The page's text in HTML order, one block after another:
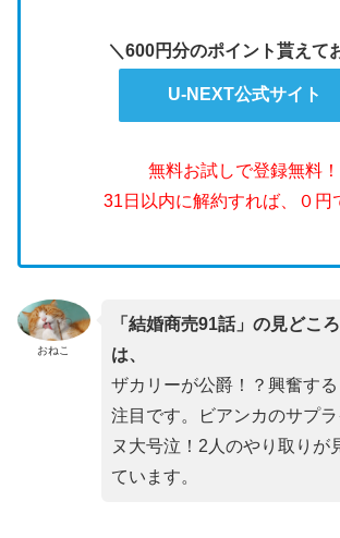
＼600円分のポイント貰えて
U-NEXT公式サイト
無料お試しで登録無料！
31日以内に解約すれば、０円
おねこ
「結婚商売91話」の見どこ
は、
ザカリーが公爵！？興奮す
注目です。ビアンカのサプ
ヌ大号泣！2人のやり取りが
ています。